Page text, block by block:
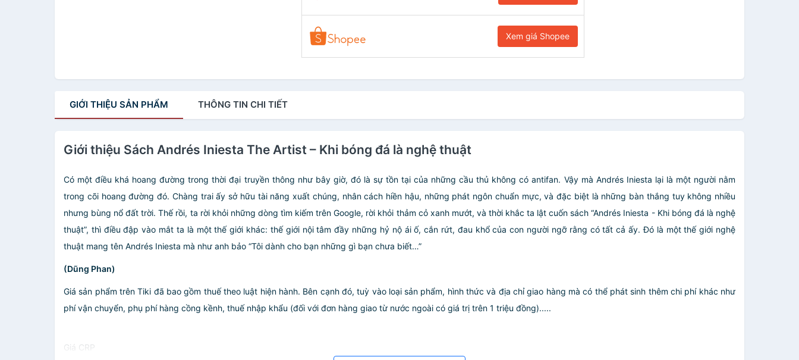
Xem giá Shopee
GIỚI THIỆU SẢN PHẨM THÔNG TIN CHI TIẾT
Giới thiệu Sách Andrés Iniesta The Artist – Khi bóng đá là nghệ thuật
Có một điều khá hoang đường trong thời đại truyền thông như bây giờ, đó là sự tồn tại của những cầu thủ không có antifan. Vậy mà Andrés Iniesta lại là một người nằm
trong cõi hoang đường đó. Chàng trai ấy sở hữu tài năng xuất chúng, nhân cách hiền hậu, những phát ngôn chuẩn mực, và đặc biệt là những bàn thắng tuy không nhiều
nhưng bùng nổ đất trời. Thế rồi, ta rời khỏi những dòng tìm kiếm trên Google, rời khỏi thảm cỏ xanh mướt, và thời khắc ta lật cuốn sách “Andrés Iniesta - Khi bóng đá là nghệ
thuật”, thì điều đập vào mắt ta là một thế giới khác: thế giới nội tâm đầy những hỷ nộ ái ố, cắn rứt, đau khổ của con người ngỡ rằng có tất cả ấy. Đó là một thế giới nghệ
thuật mang tên Andrés Iniesta mà như anh bảo “Tôi dành cho bạn những gì bạn chưa biết…”
(Dũng Phan)
Giá sản phẩm trên Tiki đã bao gồm thuế theo luật hiện hành. Bên cạnh đó, tuỳ vào loại sản phẩm, hình thức và địa chỉ giao hàng mà có thể phát sinh thêm chi phí khác như
phí vận chuyển, phụ phí hàng cồng kềnh, thuế nhập khẩu (đối với đơn hàng giao từ nước ngoài có giá trị trên 1 triệu đồng).....
Giá CRP